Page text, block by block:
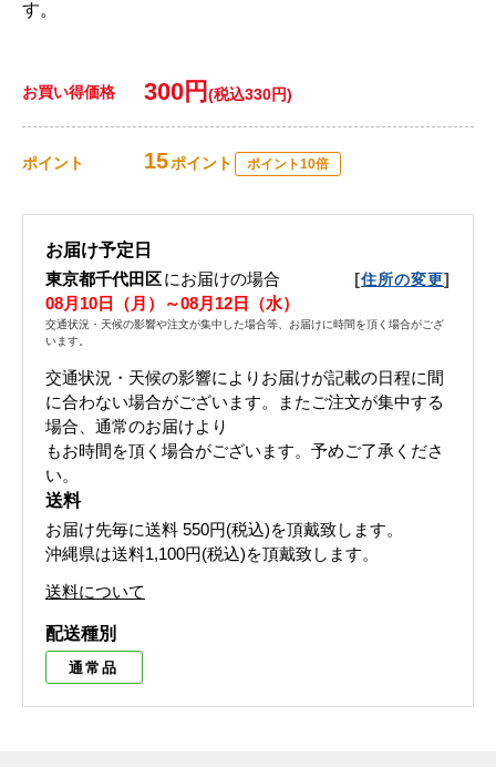
す。
お買い得価格 300円 (税込330円)
ポイント 15ポイント ポイント10倍
お届け予定日
東京都千代田区にお届けの場合 [住所の変更]
08月10日（月）～08月12日（水）
交通状況・天候の影響や注文が集中した場合等、お届けに時間を頂く場合がござ
います。
交通状況・天候の影響によりお届けが記載の日程に間
に合わない場合がございます。 またご注文が集中する
場合、通常のお届けより
もお時間を頂く場合がございます。 予めご了承くださ
い。
送料
お届け先毎に送料 550円(税込)を頂戴致します。
沖縄県は送料1,100円(税込)を頂戴致します。
送料について
配送種別
通常品